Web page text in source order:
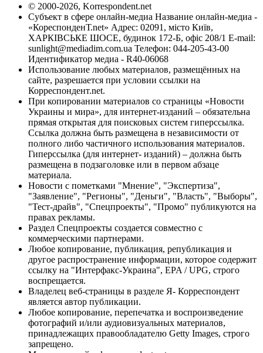
© 2000-2026, Korrespondent.net
Субъект в сфере онлайн-медиа Название онлайн-медиа -
«КореспонденТ.net» Адрес: 02091, місто Київ,
ХАРКІВСЬКЕ ШОСЕ, будинок 172-Б, офіс 208/1 E-mail:
sunlight@mediadim.com.ua Телефон: 044-205-43-00
Идентификатор медиа - R40-06068
Использование любых материалов, размещённых на
сайте, разрешается при условии ссылки на
Корреспондент.net.
При копировании материалов со страницы «Новости
Украины и мира», для интернет-изданий – обязательна
прямая открытая для поисковых систем гиперссылка.
Ссылка должна быть размещена в независимости от
полного либо частичного использования материалов.
Гиперссылка (для интернет- изданий) – должна быть
размещена в подзаголовке или в первом абзаце
материала.
Новости с пометками "Мнение", "Экспертиза",
"Заявление", "Регионы", "Деньги", "Власть", "Выборы",
"Тест-драйв", "Спецпроекты", "Промо" публикуются на
правах рекламы.
Раздел Спецпроекты создается совместно с
коммерческими партнерами.
Любое копирование, публикация, републикация и
другое распространение информации, которое содержит
ссылку на "Интерфакс-Украина", EPA / UPG, строго
воспрещается.
Владелец веб-страницы в разделе Я- Корреспондент
является автор публикации.
Любое копирование, перепечатка и воспроизведение
фотографий и/или аудиовизуальных материалов,
принадлежащих правообладателю Getty Images, строго
запрещено.